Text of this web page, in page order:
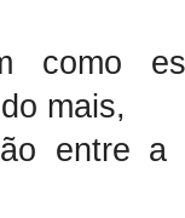
como
mais,
entre